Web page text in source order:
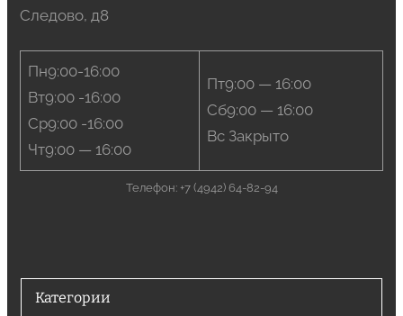
Следово, д8
Пн9:00-16:00
Вт9:00 -16:00
Ср9:00 -16:00
Чт9:00 — 16:00
Пт9:00 — 16:00
Сб9:00 — 16:00
Вс Закрыто
Телефон: +7 (4942) 64-82-94
Категории